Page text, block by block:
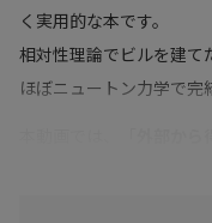
く実用的な本です。
相対性理論でビルを建て
ほぼニュートン力学で完